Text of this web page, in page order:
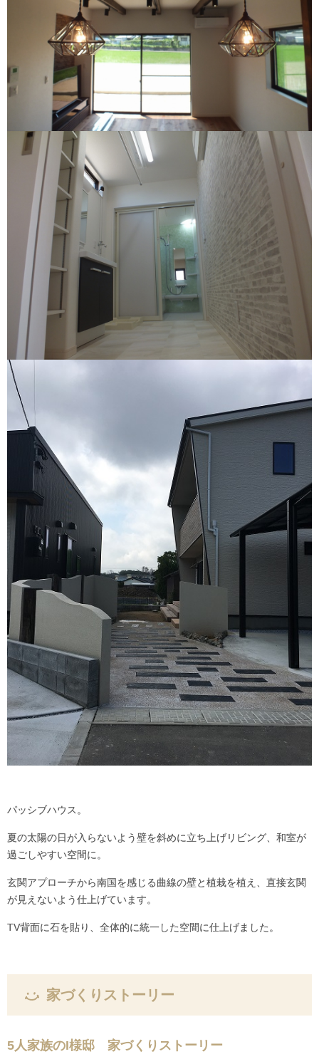
パッシブハウス。
夏の太陽の日が入らないよう壁を斜めに立ち上げリビング、和室が
過ごしやすい空間に。
玄関アプローチから南国を感じる曲線の壁と植栽を植え、直接玄関
が見えないよう仕上げています。
TV背面に石を貼り、全体的に統一した空間に仕上げました。
家づくりストーリー
5人家族のI様邸 家づくりストーリー